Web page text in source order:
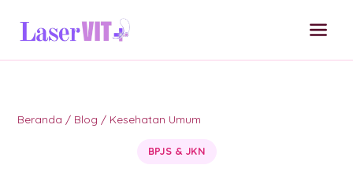
Beranda / Blog / Kesehatan Umum
BPJS & JKN